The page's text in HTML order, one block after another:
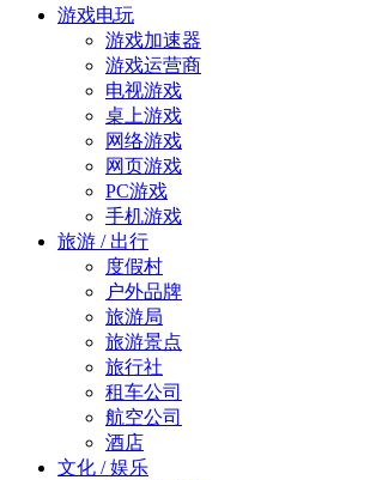
游戏电玩
游戏加速器
游戏运营商
电视游戏
桌上游戏
网络游戏
网页游戏
PC游戏
手机游戏
旅游 / 出行
度假村
户外品牌
旅游局
旅游景点
旅行社
租车公司
航空公司
酒店
文化 / 娱乐